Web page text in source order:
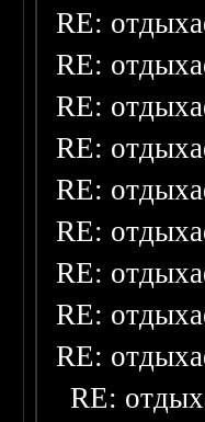
RE:
RE:
RE:
RE:
RE:
RE:
RE:
RE:
RE:
RE: